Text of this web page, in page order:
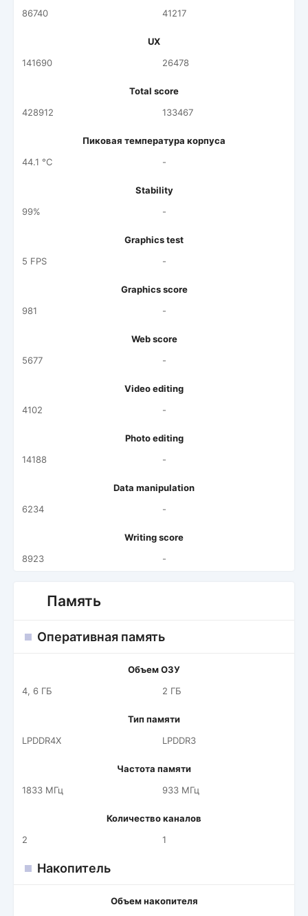
86740
41217
UX
141690
26478
Total score
428912
133467
Пиковая температура корпуса
44.1 °C
-
Stability
99%
-
Graphics test
5 FPS
-
Graphics score
981
-
Web score
5677
-
Video editing
4102
-
Photo editing
14188
-
Data manipulation
6234
-
Writing score
8923
-
Память
Оперативная память
Объем ОЗУ
4, 6 ГБ
2 ГБ
Тип памяти
LPDDR4X
LPDDR3
Частота памяти
1833 МГц
933 МГц
Количество каналов
2
1
Накопитель
Объем накопителя